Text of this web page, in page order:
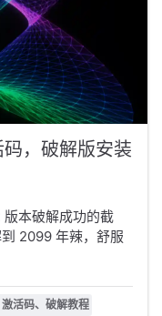
，破解版安装
本破解成功的截
2099 年辣，舒服
活码、破解教程